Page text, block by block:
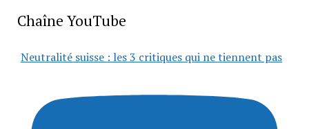
Chaîne YouTube
Neutralité suisse : les 3 critiques qui ne tiennent pas